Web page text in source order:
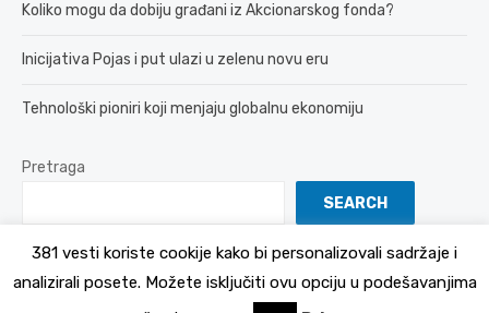
Koliko mogu da dobiju građani iz Akcionarskog fonda?
Inicijativa Pojas i put ulazi u zelenu novu eru
Tehnološki pioniri koji menjaju globalnu ekonomiju
Pretraga
SEARCH
Politika Privatnosti
381 vesti koriste cookije kako bi personalizovali sadržaje i
analizirali posete. Možete isključiti ovu opciju u podešavanjima